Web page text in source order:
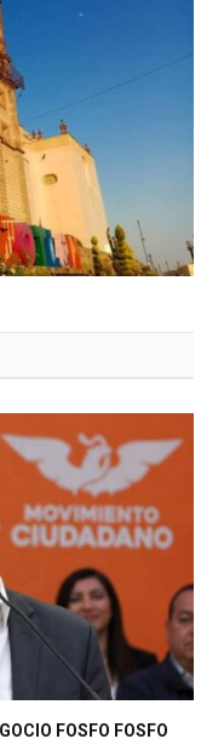
FOSFO FOSFO